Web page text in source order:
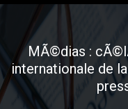
navigation
MÃ©dias :
internationale de